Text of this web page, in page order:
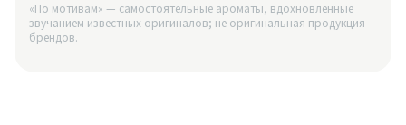
«По мотивам» — самостоятельные ароматы, вдохновлённые
звучанием известных оригиналов; не оригинальная продукция
брендов.